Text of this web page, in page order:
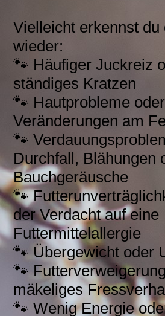
Vielleicht erkennst du
wieder:
🐾 Häufiger Juckreiz
ständiges Kratzen
🐾 Hautprobleme oder
Veränderungen am
🐾
Durchfall, Blähungen
Bauchgeräusche
🐾
der Verdacht auf eine
Futtermittelallergie
🐾 Übergewicht oder
🐾
mäkeliges
🐾 Wenig Energie